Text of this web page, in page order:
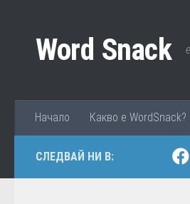
Word Snack
Начало Какво е WordSnack?
СЛЕДВАЙ НИ В: